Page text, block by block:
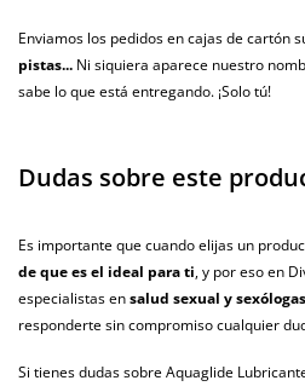
Enviamos los pedidos en cajas de cartón
pistas... Ni siquiera aparece nuestro
sabe lo que está entregando. ¡Solo tú!
Dudas sobre este
Es importante que cuando elijas un
de que es el ideal para ti, y por eso en
especialistas ensalud sexual y sexólogas
responderte sin compromiso cualquier
Si tienes dudas sobre Aquaglide